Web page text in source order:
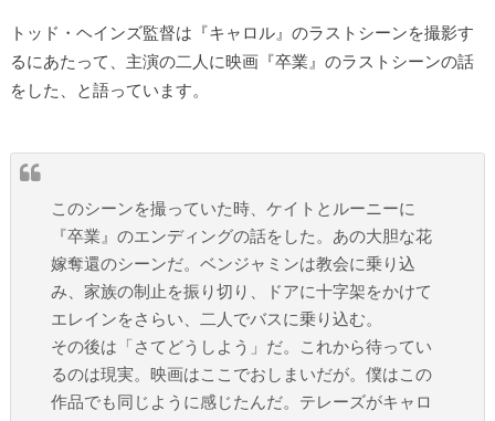
トッド・ヘインズ監督は『キャロル』のラストシーンを撮影す
るにあたって、主演の二人に映画『卒業』のラストシーンの話
をした、と語っています。
このシーンを撮っていた時、ケイトとルーニーに
『卒業』のエンディングの話をした。あの大胆な花
嫁奪還のシーンだ。ベンジャミンは教会に乗り込
み、家族の制止を振り切り、ドアに十字架をかけて
エレインをさらい、二人でバスに乗り込む。
その後は「さてどうしよう」だ。これから待ってい
るのは現実。映画はここでおしまいだが。僕はこの
作品でも同じように感じたんだ。テレーズがキャロ